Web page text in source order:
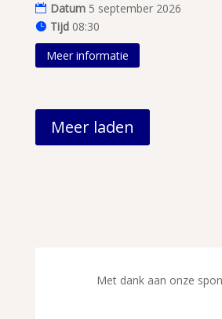
Datum 5 september 2026
Tijd 08:30
Meer informatie
Meer laden
Met dank aan onze